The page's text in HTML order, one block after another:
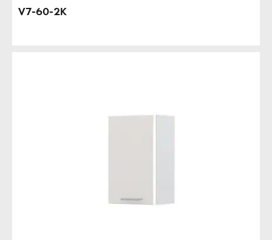
V7-60-2K